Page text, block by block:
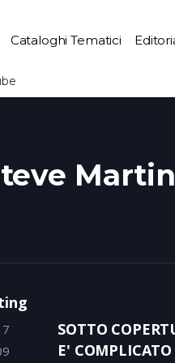
Cataloghi Tematici
Martin
SOTTO
E' COMPLICATO